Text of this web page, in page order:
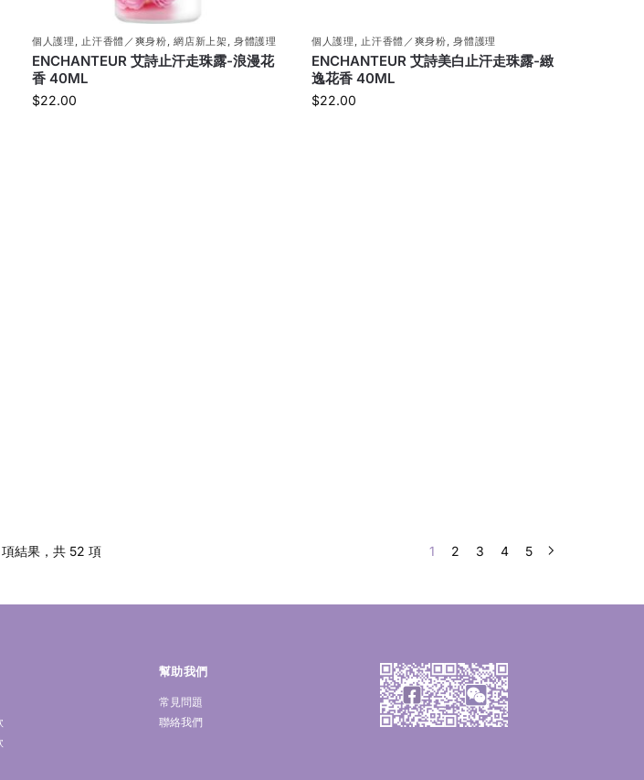
個人護理 , 止汗香體／爽身粉,網店新上架 ,身體護理
ENCHANTEUR 艾詩止汗走珠露-浪漫花
香 40ML
$22.00
個人護理 , 止汗香體／爽身粉,身體護理
ENCHANTEUR 艾詩美白止汗走珠露-緻
逸花香 40ML
$22.00
結果，共 52 項 1 2 3 4 5
幫助我們
常見問題
聯絡我們